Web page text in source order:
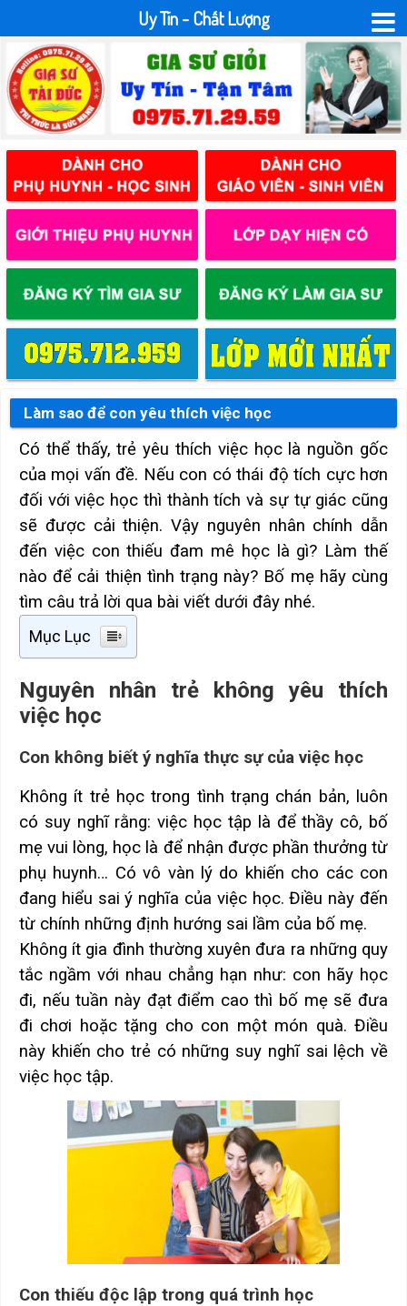
Làm sao để con yêu thích việc học
Có thể thấy, trẻ yêu thích việc học là nguồn gốc
của mọi vấn đề. Nếu con có thái độ tích cực hơn
đối với việc học thì thành tích và sự tự giác cũng
sẽ được cải thiện. Vậy nguyên nhân chính dẫn
đến việc con thiếu đam mê học là gì? Làm thế
nào để cải thiện tình trạng này? Bố mẹ hãy cùng
tìm câu trả lời qua bài viết dưới đây nhé.
Mục Lục
Nguyên nhân trẻ không yêu thích
việc học
Con không biết ý nghĩa thực sự của việc học
Không ít trẻ học trong tình trạng chán bản, luôn
có suy nghĩ rằng: việc học tập là để thầy cô, bố
mẹ vui lòng, học là để nhận được phần thưởng từ
phụ huynh… Có vô vàn lý do khiến cho các con
đang hiểu sai ý nghĩa của việc học. Điều này đến
từ chính những định hướng sai lầm của bố mẹ.
Không ít gia đình thường xuyên đưa ra những quy
tắc ngầm với nhau chẳng hạn như: con hãy học
đi, nếu tuần này đạt điểm cao thì bố mẹ sẽ đưa
đi chơi hoặc tặng cho con một món quà. Điều
này khiến cho trẻ có những suy nghĩ sai lệch về
việc học tập.
Con thiếu độc lập trong quá trình học
Uy Tín - Chất Lượng